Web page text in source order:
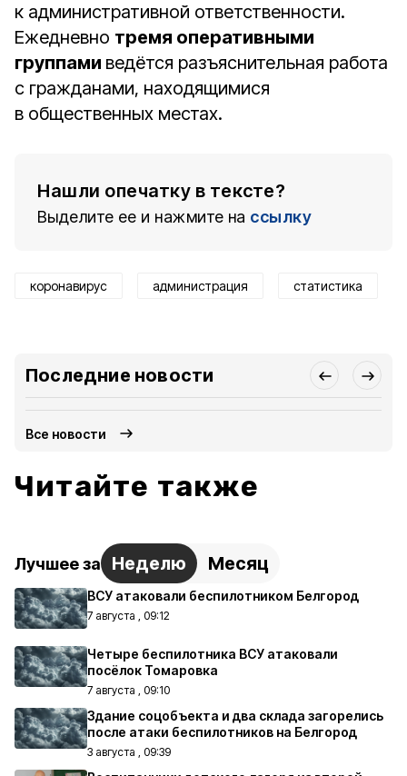
к административной ответственности.
Ежедневно тремя оперативными
группами ведётся разъяснительная работа
с гражданами, находящимися
в общественных местах.
Нашли опечатку в тексте?
Выделите ее и нажмите на ссылку
коронавирус администрация статистика
Последние новости
Все новости
Читайте также
Лучшее за Неделю Месяц
ВСУ атаковали беспилотником Белгород
7 августа , 09:12
Четыре беспилотника ВСУ атаковали
посёлок Томаровка
7 августа , 09:10
Здание соцобъекта и два склада загорелись
после атаки беспилотников на Белгород
3 августа , 09:39